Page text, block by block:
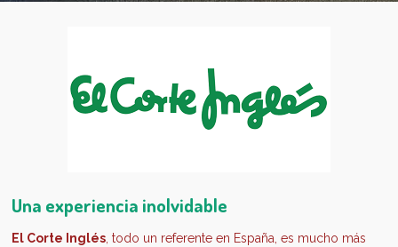
Una experiencia inolvidable
El Corte Inglés, todo un referente en España, es mucho más